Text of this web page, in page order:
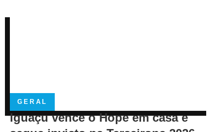
GERAL
Iguaçu vence o Hope em casa e